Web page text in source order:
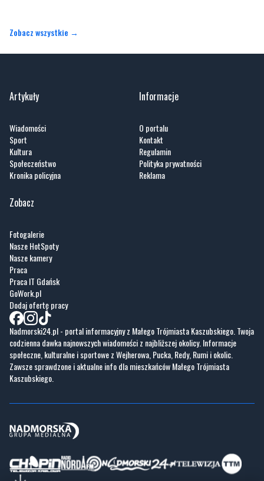
Zobacz wszystkie →
Artykuły
Wiadomości
Sport
Kultura
Społeczeństwo
Kronika policyjna
Informacje
O portalu
Kontakt
Regulamin
Polityka prywatności
Reklama
Zobacz
Fotogalerie
Nasze HotSpoty
Nasze kamery
Praca
Praca IT Gdańsk
GoWork.pl
Dodaj ofertę pracy
Nadmorski24.pl - portal informacyjny z Małego Trójmiasta Kaszubskiego. Twoja
codzienna dawka najnowszych wiadomości z najbliższej okolicy. Informacje
społeczne, kulturalne i sportowe z Wejherowa, Pucka, Redy, Rumi i okolic.
Zawsze sprawdzone i aktualne info dla mieszkańców Małego Trójmiasta
Kaszubskiego.